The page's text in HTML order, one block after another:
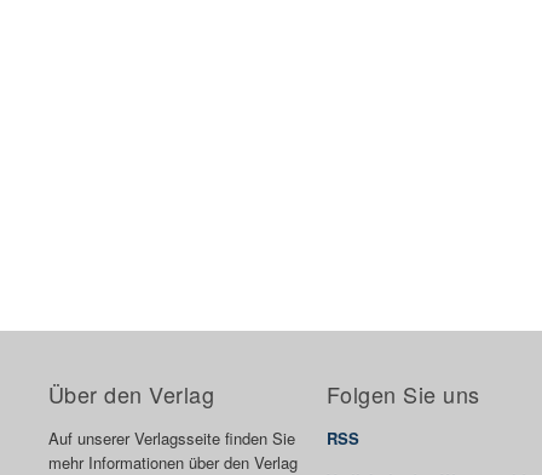
Über den Verlag
Auf unserer Verlagsseite finden Sie
mehr Informationen über den Verlag
Folgen Sie uns
RSS